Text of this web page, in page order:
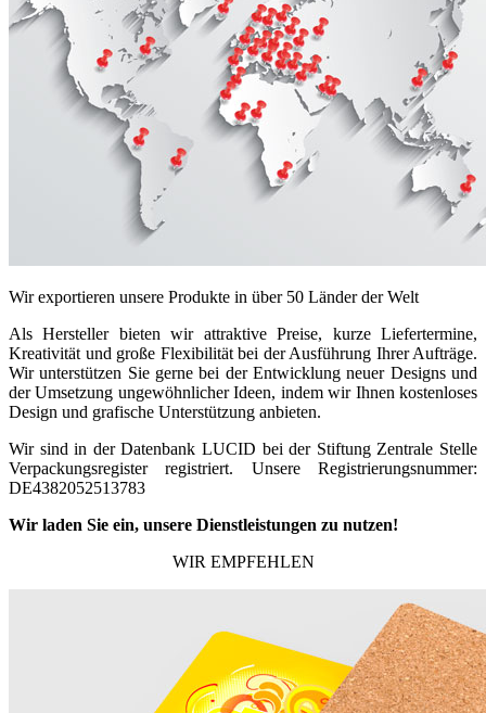
Wir exportieren unsere Produkte in über 50 Länder der Welt
Als Hersteller bieten wir attraktive Preise, kurze Liefertermine,
Kreativität und große Flexibilität bei der Ausführung Ihrer Aufträge.
Wir unterstützen Sie gerne bei der Entwicklung neuer Designs und
der Umsetzung ungewöhnlicher Ideen, indem wir Ihnen kostenloses
Design und grafische Unterstützung anbieten.
Wir sind in der Datenbank LUCID bei der Stiftung Zentrale Stelle
Verpackungsregister registriert. Unsere Registrierungsnummer:
DE4382052513783
Wir laden Sie ein, unsere Dienstleistungen zu nutzen!
WIR EMPFEHLEN